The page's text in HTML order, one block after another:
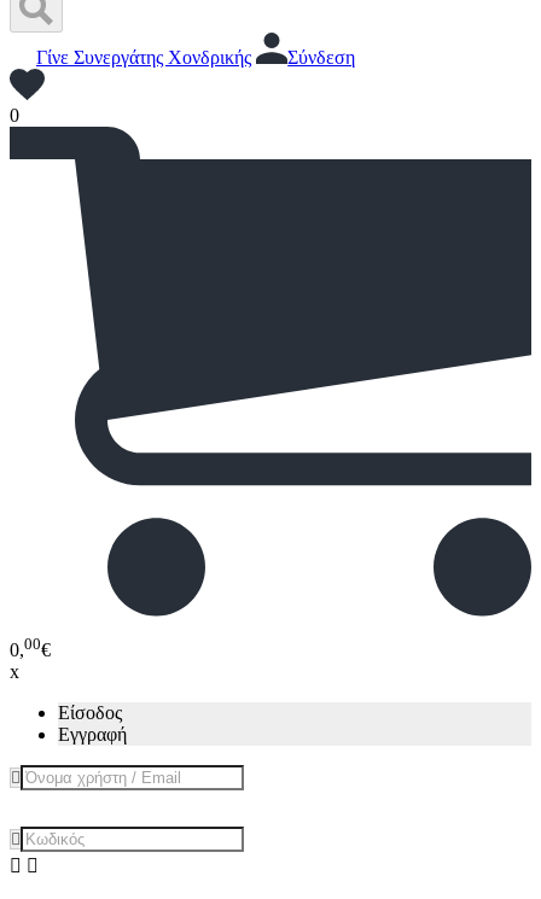
Γίνε Συνεργάτης Χονδρικής Σύνδεση
0
0,00€
x
Είσοδος
Εγγραφή